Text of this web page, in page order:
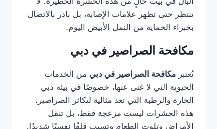
تنتظر حتى تظهر علامات الإصابة، بل بادر بالاتصال
بخبراء الحماية من النمل الأبيض اليوم.
مكافحة الصراصير في دبي
تُعتبر مكافحة الصراصير في دبي من الخدمات
الحيوية التي لا غنى عنها، خصوصًا في بيئة دبي
الحارة والرطبة التي تعد مثالية لتكاثر الصراصير.
هذه الحشرات ليست مزعجة فقط، بل تنقل
الأمراض وتلوث الطعام وتسبب قلقًا نفسيًا شديدًا.